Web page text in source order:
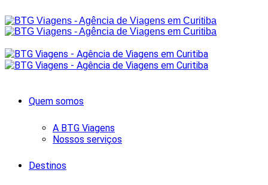
Quem somos
A BTG Viagens
Nossos serviços
Destinos